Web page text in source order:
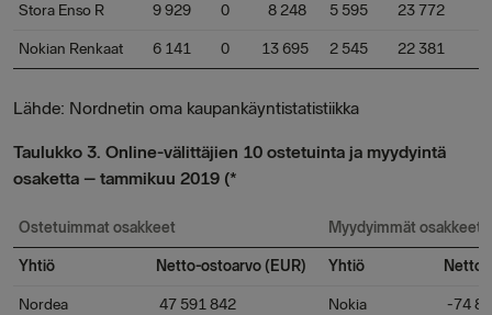
Stora Enso R 9 929 0 8 248 5 595 23 772
Nokian Renkaat 6 141 0 13 695 2 545 22 381
Lähde: Nordnetin oma kaupankäyntistatistiikka
Taulukko 3. Online-välittäjien 10 ostetuinta ja myydyintä
osaketta – tammikuu 2019 (*
Ostetuimmat osakkeet Myydyimmät osakkeet
Yhtiö Netto-ostoarvo (EUR) Yhtiö
Nordea 47 591 842 Nokia -74